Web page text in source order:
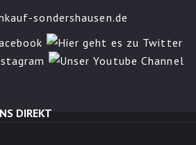
sondershausen.de
DIREKT